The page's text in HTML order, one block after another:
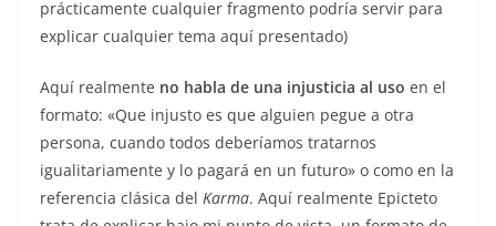
prácticamente cualquier fragmento podría servir para
explicar cualquier tema aquí presentado)
Aquí realmente no habla de una injusticia al uso en el
formato: «Que injusto es que alguien pegue a otra
persona, cuando todos deberíamos tratarnos
igualitariamente y lo pagará en un futuro» o como en la
referencia clásica del Karma. Aquí realmente Epicteto